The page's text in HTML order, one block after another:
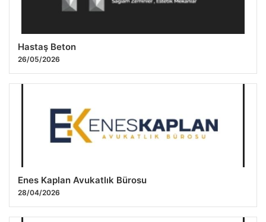
Favori Kombi Servisi
10.03.2026 09:31
Hastaş Beton
26/05/2026
Enes Kaplan Avukatlık Bürosu
28/04/2026